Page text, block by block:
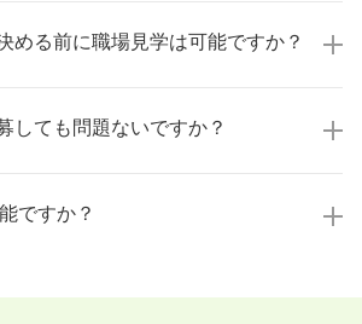
します。
の雰囲気、研修制度など、どんな小さ
める前に職場見学は可能ですか？
れています。実際の職場環境や働く人
とで、より安心してご判断いただけま
しても問題ないですか？
ポートいたします。「転職を考え始め
何から始めればいいか分からない」とい
ですか？
が、企業様によってはWEB面接を導入